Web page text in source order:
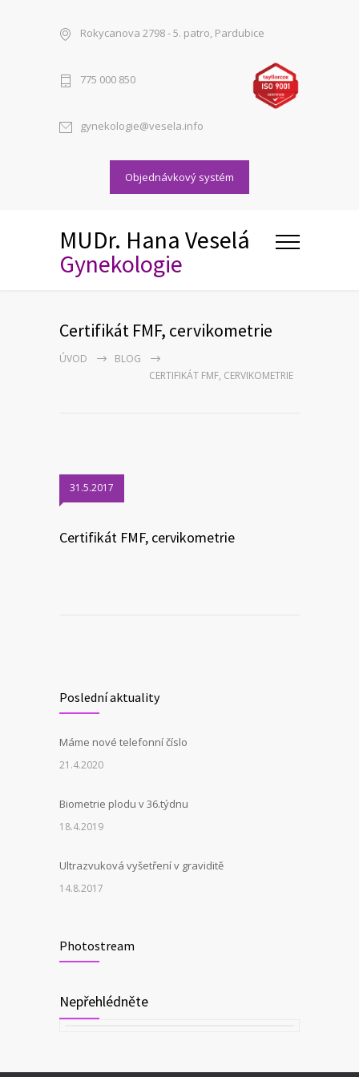
Rokycanova 2798 - 5. patro, Pardubice
775 000 850
gynekologie@vesela.info
Objednávkový systém
MUDr. Hana Veselá
Gynekologie
Certifikát FMF, cervikometrie
ÚVOD
BLOG
CERTIFIKÁT FMF, CERVIKOMETRIE
31.5.2017
Certifikát FMF, cervikometrie
Poslední aktuality
Máme nové telefonní číslo
21.4.2020
Biometrie plodu v 36.týdnu
18.4.2019
Ultrazvuková vyšetření v graviditě
14.8.2017
Photostream
Nepřehlédněte